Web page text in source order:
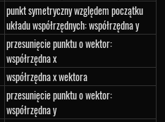
punkt symetryczny względem początku
układu współrzędnych: współrzędna y
przesunięcie punktu o wektor:
współrzędna x
współrzędna x wektora
przesunięcie punktu o wektor:
współrzędna y